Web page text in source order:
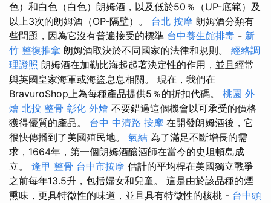
色）和白色（白色）朗姆酒，以及低於50％（UP-底範）及
以上3次的朗姆酒（OP-隔壁）。 台北 按摩 朗姆酒分類有
些問題，因為它沒有普遍接受的標準 台中養生館排毒 - 新
竹 整復推拿 朗姆酒取決於不同國家的法律和規則。 經絡調
理證照 朗姆酒在加勒比海起起著決定性的作用，並且經常
與英國皇家海軍或海盜息息相關。 現在，我們在
BravuroShop上為每種產品提供5％的折扣代碼。 桃園 外
燴 北投 整骨 彰化 外燴 不要錯過這個機會以可承受的價格
獲得優質的產品。 台中 中清路 按摩 在開發朗姆酒後，它
很快傳播到了美國殖民地。 氣結 為了滿足不斷增長的需
求，1664年，第一個朗姆酒釀酒師在當今的史坦頓島成
立。 逢甲 整骨 台中市按摩 估計的平均桿在美國獨立戰爭
之前每年13.5升，包括婦女和兒童。 這是由於該品種的煙
熏味，更具特徵性的味道，並且具有特徵性的核桃 - 台中頭